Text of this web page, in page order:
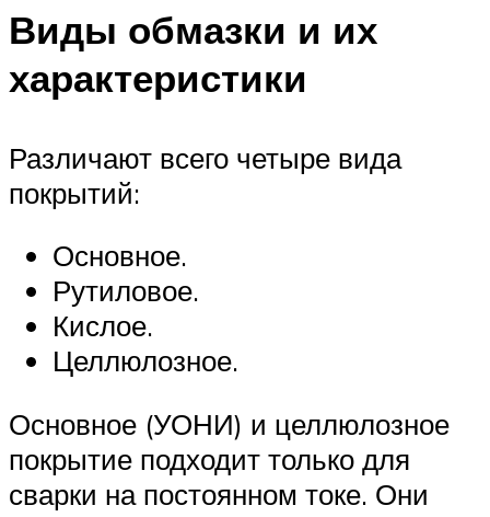
Виды обмазки и их
характеристики
Различают всего четыре вида
покрытий:
Основное.
Рутиловое.
Кислое.
Целлюлозное.
Основное (УОНИ) и целлюлозное
покрытие подходит только для
сварки на постоянном токе. Они